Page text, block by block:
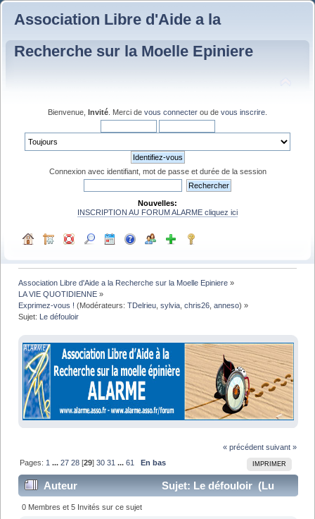
Association Libre d'Aide a la
Recherche sur la Moelle Epiniere
Bienvenue, Invité . Merci de vous connecter ou de vous inscrire
Connexion avec identifiant, mot de passe et durée de la session
Nouvelles:
INSCRIPTION AU FORUM ALARME cliquez ici
Association Libre d'Aide a la Recherche sur la Moelle Epiniere »
LA VIE QUOTIDIENNE »
Exprimez-vous ! (Modérateurs:TDelrieu ,sylvia ,chris26 ,anneso) »
Sujet: Le défouloir
« précédent suivant »
IMPRIMER
Pages: 1 ...27 28 [29]30 31 ...61 En bas
Auteur
Sujet: Le défouloir (Lu
1287076 fois)
0 Membres et 5 Invités sur ce sujet